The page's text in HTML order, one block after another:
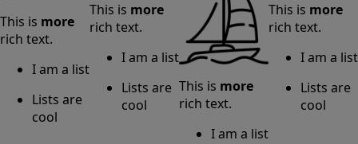
This is more
rich text.
I am a list
Lists are
cool
This is more
rich text.
I am a list
Lists are
cool
This is more
rich text.
I am a list
This is more
rich text.
I am a list
Lists are
cool